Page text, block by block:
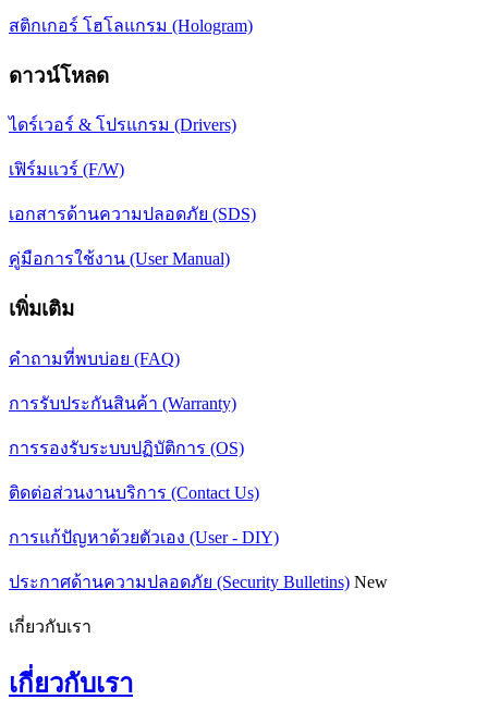
สติกเกอร์ โฮโลแกรม (Hologram)
ดาวน์โหลด
ไดร์เวอร์ & โปรแกรม (Drivers)
เฟิร์มแวร์ (F/W)
เอกสารด้านความปลอดภัย (SDS)
คู่มือการใช้งาน (User Manual)
เพิ่มเติม
คำถามที่พบบ่อย (FAQ)
การรับประกันสินค้า (Warranty)
การรองรับระบบปฏิบัติการ (OS)
ติดต่อส่วนงานบริการ (Contact Us)
การแก้ปัญหาด้วยตัวเอง (User - DIY)
ประกาศด้านความปลอดภัย (Security Bulletins) New
เกี่ยวกับเรา
เกี่ยวกับเรา